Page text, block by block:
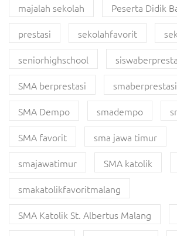
majalah sekolah
Peserta Didik
prestasi
sekolahfavorit
seniorhighschool
SMA berprestasi
smaberprestasi
SMA Dempo
smadempo
SMA favorit
sma jawa timur
smajawatimur
SMA katolik
smakatolikfavoritmalang
SMA Katolik St. Albertus Malang